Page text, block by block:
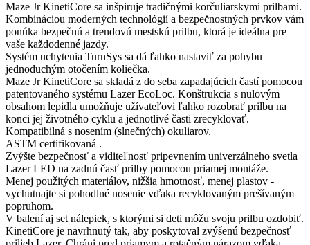
Maze Jr KinetiCore sa inšpiruje tradičnými korčuliarskymi prilbami.
Kombináciou moderných technológií a bezpečnostných prvkov vám
ponúka bezpečnú a trendovú mestskú prilbu, ktorá je ideálna pre
vaše každodenné jazdy.
Systém uchytenia TurnSys sa dá ľahko nastaviť za pohybu
jednoduchým otočením koliečka.
Maze Jr KinetiCore sa skladá z do seba zapadajúcich častí pomocou
patentovaného systému Lazer EcoLoc. Konštrukcia s nulovým
obsahom lepidla umožňuje užívateľovi ľahko rozobrať prilbu na
konci jej životného cyklu a jednotlivé časti zrecyklovať.
Kompatibilná s nosením (slnečných) okuliarov.
ASTM certifikovaná .
Zvýšte bezpečnosť a viditeľnosť pripevnením univerzálneho svetla
Lazer LED na zadnú časť prilby pomocou priamej montáže.
Menej použitých materiálov, nižšia hmotnosť, menej plastov -
vychutnajte si pohodlné nosenie vďaka recyklovaným prešívaným
popruhom.
V balení aj set nálepiek, s ktorými si deti môžu svoju prilbu ozdobiť.
KinetiCore je navrhnutý tak, aby poskytoval zvýšenú bezpečnosť